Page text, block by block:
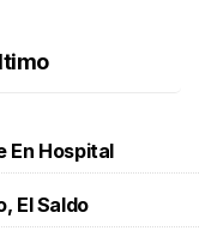
En Hospital
El Saldo